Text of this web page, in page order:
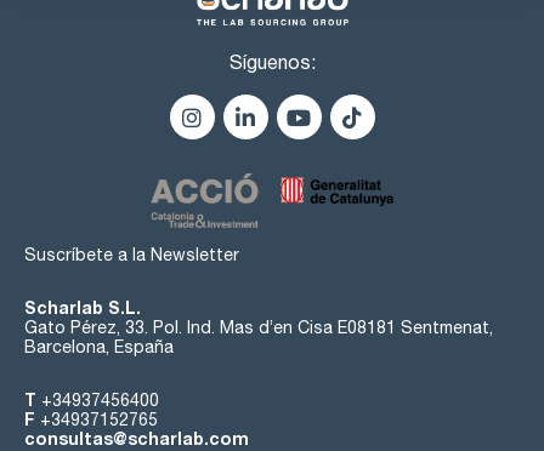
Síguenos:
Suscríbete a la Newsletter
Scharlab S.L.
Gato Pérez, 33. Pol. Ind. Mas d’en Cisa E08181 Sentmenat,
Barcelona, España
T +34937456400
F +34937152765
consultas@scharlab.com